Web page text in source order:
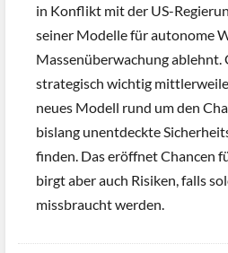
in Konflikt mit der US-
seiner Modelle für autonome
Massenüberwachung ablehnt.
strategisch wichtig mittlerweile
neues Modell rund um den
bislang unentdeckte
finden. Das eröffnet Chancen
birgt aber auch Risiken, falls
missbraucht werden.